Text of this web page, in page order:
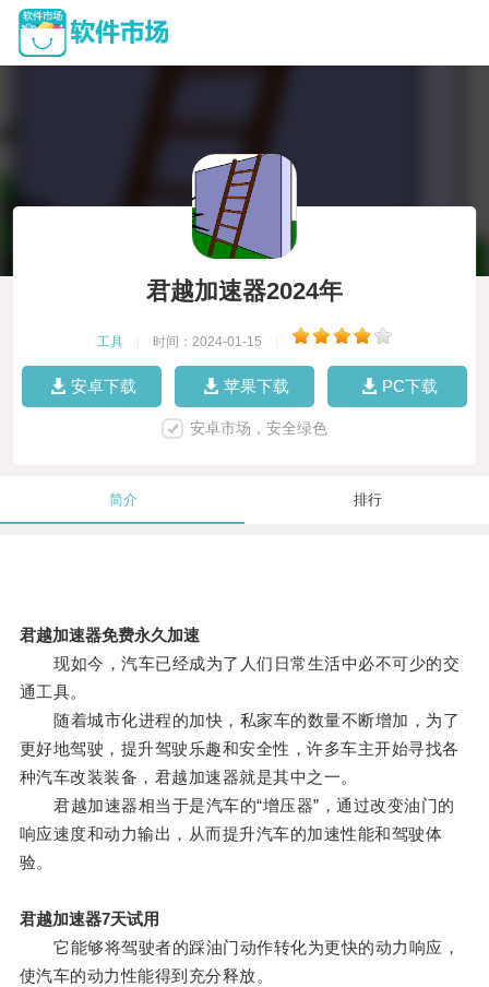
君越加速器2024年
工具 时间：2024-01-15
安卓下载 苹果下载 PC下载
安卓市场，安全绿色
简介 排行
君越加速器免费永久加速
现如今，汽车已经成为了人们日常生活中必不可少的交
通工具。
随着城市化进程的加快，私家车的数量不断增加，为了
更好地驾驶，提升驾驶乐趣和安全性，许多车主开始寻找各
种汽车改装装备，君越加速器就是其中之一。
君越加速器相当于是汽车的“增压器”，通过改变油门的
响应速度和动力输出，从而提升汽车的加速性能和驾驶体
验。
君越加速器7天试用
它能够将驾驶者的踩油门动作转化为更快的动力响应，
使汽车的动力性能得到充分释放。